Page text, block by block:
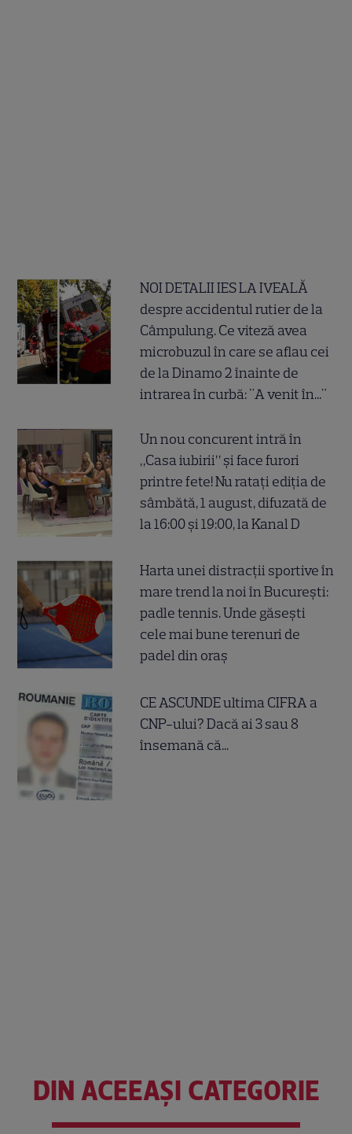
NOI DETALII IES LA IVEALĂ
despre accidentul rutier de la
Câmpulung. Ce viteză avea
microbuzul în care se aflau cei
de la Dinamo 2 înainte de
intrarea în curbă: "A venit în..."
Un nou concurent intră în
„Casa iubirii” și face furori
printre fete! Nu ratați ediția de
sâmbătă, 1 august, difuzată de
la 16:00 și 19:00, la Kanal D
Harta unei distracții sportive în
mare trend la noi în București:
padle tennis. Unde găsești
cele mai bune terenuri de
padel din oraș
CE ASCUNDE ultima CIFRA a
CNP-ului? Dacă ai 3 sau 8
însemană că...
DIN ACEEAȘI CATEGORIE